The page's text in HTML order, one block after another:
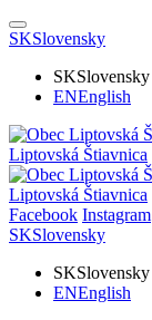
SKSlovensky
SKSlovensky
ENEnglish
Liptovská Štiavnica
Liptovská Štiavnica
Facebook Instagram
SKSlovensky
SKSlovensky
ENEnglish